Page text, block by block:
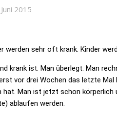
2015
werden sehr oft krank. Kinder
krank ist. Man überlegt. Man
vor drei Wochen das letzte Mal
Man ist jetzt schon körperlich
ablaufen werden.